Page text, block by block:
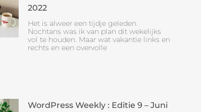
2022
Het is alweer een tijdje geleden.
Nochtans was ik van plan dit wekelijks
vol te houden. Maar wat vakantie links en
rechts en een overvolle
WordPress Weekly : Editie 9 – Juni